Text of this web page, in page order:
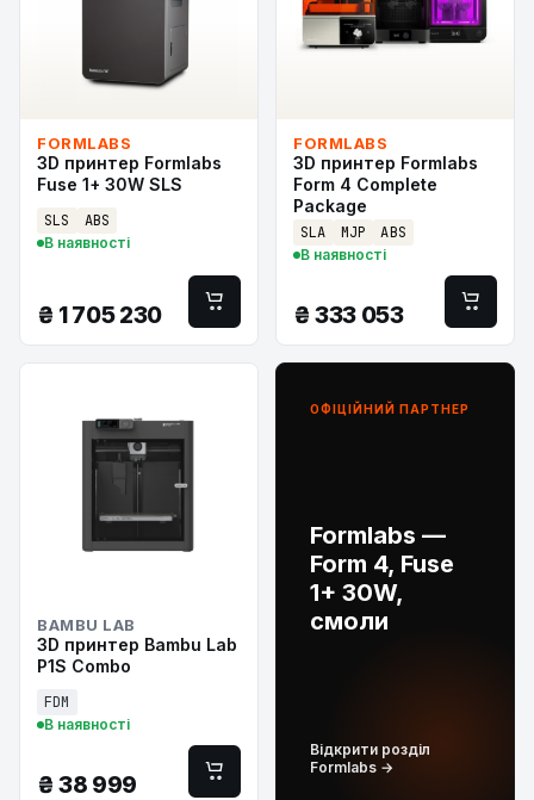
FORMLABS
3D принтер Formlabs
Fuse 1+ 30W SLS
SLS ABS
В наявності
₴ 1 705 230
FORMLABS
3D принтер Formlabs
Form 4 Complete
Package
SLA MJP ABS
В наявності
₴ 333 053
BAMBU LAB
3D принтер Bambu Lab
P1S Combo
FDM
В наявності
₴ 38 999
ОФІЦІЙНИЙ ПАРТНЕР
Formlabs —
Form 4, Fuse
1+ 30W,
смоли
Відкрити розділ
Formlabs →